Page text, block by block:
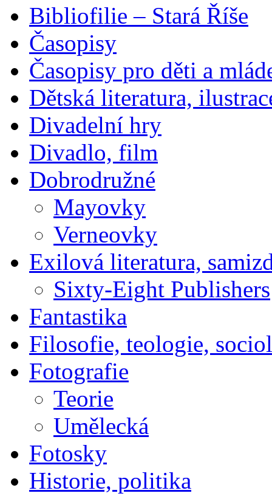
Bibliofilie – Stará Říše
Časopisy
Časopisy pro děti a
Dětská literatura,
Divadelní hry
Divadlo, film
Dobrodružné
Mayovky
Verneovky
Exilová literatura,
Sixty-Eight Publishers
Fantastika
Filosofie, teologie,
Fotografie
Teorie
Umělecká
Fotosky
Historie, politika